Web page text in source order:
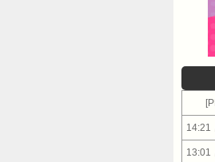
14:21
13:01